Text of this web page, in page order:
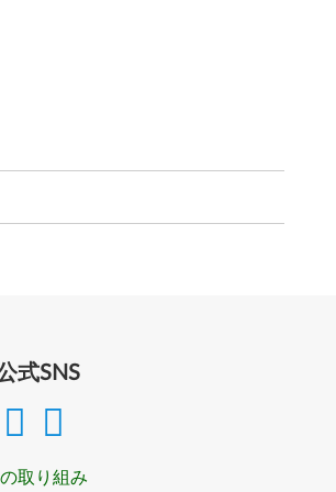
式SNS
取り組み